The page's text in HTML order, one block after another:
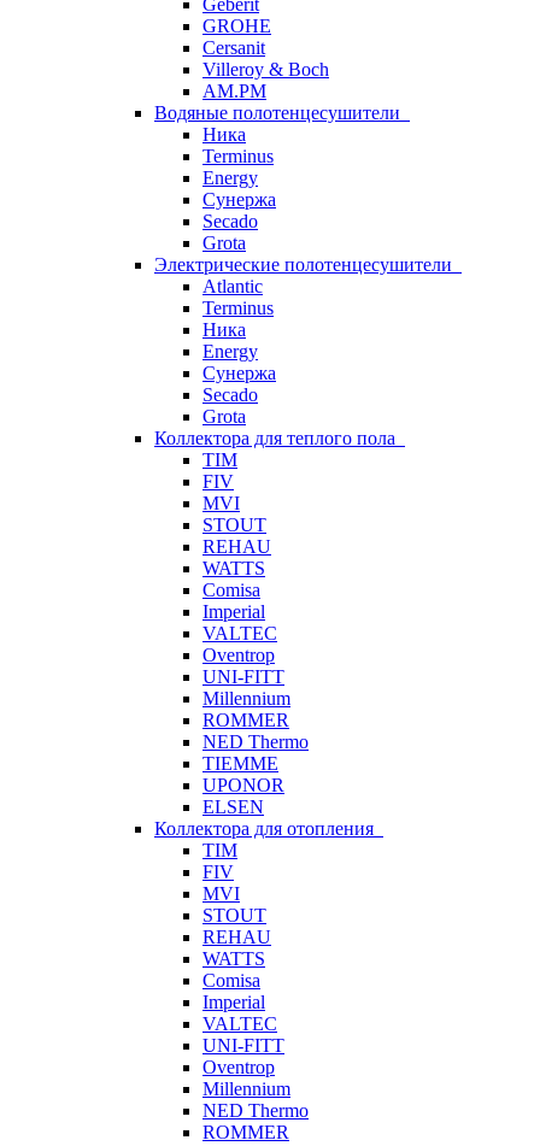
Geberit
GROHE
Cersanit
Villeroy & Boch
AM.PM
Водяные полотенцесушители
Ника
Terminus
Energy
Сунержа
Secado
Grota
Электрические полотенцесушители
Atlantic
Terminus
Ника
Energy
Сунержа
Secado
Grota
Коллектора для теплого пола
TIM
FIV
MVI
STOUT
REHAU
WATTS
Comisa
Imperial
VALTEC
Oventrop
UNI-FITT
Millennium
ROMMER
NED Thermo
TIEMME
UPONOR
ELSEN
Коллектора для отопления
TIM
FIV
MVI
STOUT
REHAU
WATTS
Comisa
Imperial
VALTEC
UNI-FITT
Oventrop
Millennium
NED Thermo
ROMMER